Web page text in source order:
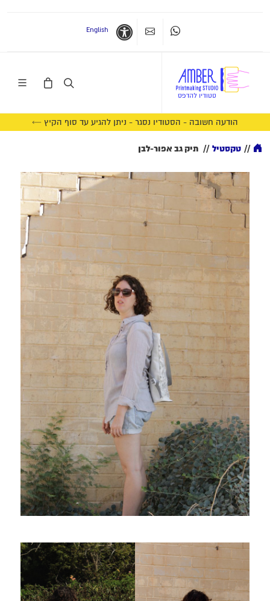
Whatsappצרו קשר נגישות
English
הודעה חשובה - הסטודיו נסגר - ניתן להגיע עד סוף הקיץ ←
// טקסטיל // תיק גב אפור-לבן